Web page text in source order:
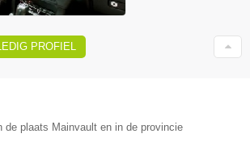
PROFIEL
de plaats Mainvault en in de provincie